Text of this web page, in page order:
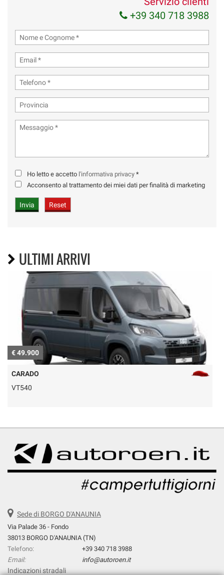
+39 340 718 3988
Ho letto e accetto l'informativa privacy *
Acconsento al trattamento dei miei dati per finalità di marketing
ULTIMI ARRIVI
€ 49.900
CARADO
VT540
Sede di BORGO D'ANAUNIA
Via Palade 36 - Fondo
38013 BORGO D'ANAUNIA (TN)
Telefono:
+39 340 718 3988
Email:
info@autoroen.it
Indicazioni stradali